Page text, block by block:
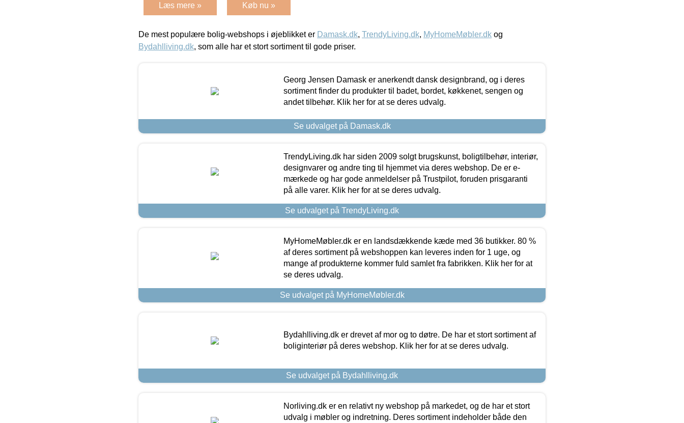
Læs mere » Køb nu »
De mest populære bolig-webshops i øjeblikket er Damask.dk, TrendyLiving.dk, MyHomeMøbler.dk og
Bydahlliving.dk, som alle har et stort sortiment til gode priser.
Georg Jensen Damask er anerkendt dansk designbrand, og i deres
sortiment finder du produkter til badet, bordet, køkkenet, sengen og
andet tilbehør. Klik her for at se deres udvalg.
Se udvalget på Damask.dk
TrendyLiving.dk har siden 2009 solgt brugskunst, boligtilbehør, interiør,
designvarer og andre ting til hjemmet via deres webshop. De er e-
mærkede og har gode anmeldelser på Trustpilot, foruden prisgaranti
på alle varer. Klik her for at se deres udvalg.
Se udvalget på TrendyLiving.dk
MyHomeMøbler.dk er en landsdækkende kæde med 36 butikker. 80 %
af deres sortiment på webshoppen kan leveres inden for 1 uge, og
mange af produkterne kommer fuld samlet fra fabrikken. Klik her for at
se deres udvalg.
Se udvalget på MyHomeMøbler.dk
Bydahlliving.dk er drevet af mor og to døtre. De har et stort sortiment af
boliginteriør på deres webshop. Klik her for at se deres udvalg.
Se udvalget på Bydahlliving.dk
Norliving.dk er en relativt ny webshop på markedet, og de har et stort
udvalg i møbler og indretning. Deres sortiment indeholder både den